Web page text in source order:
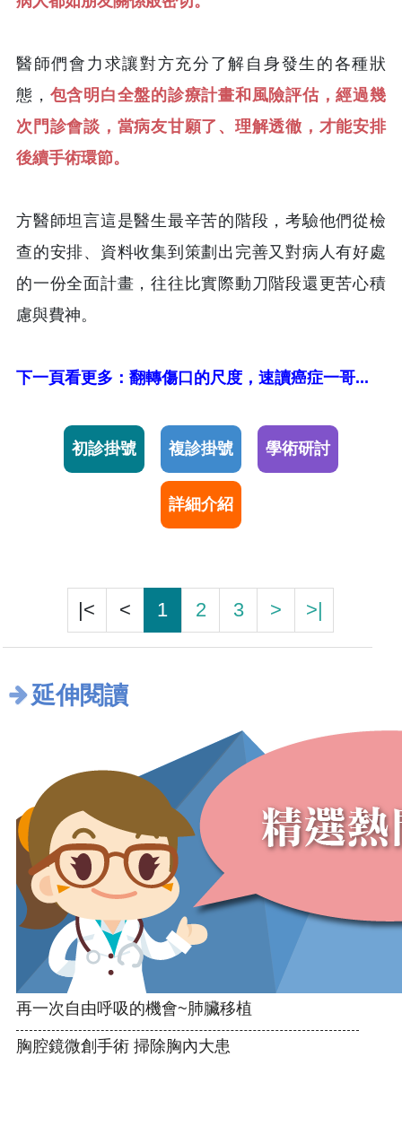
醫師們會力求讓對方充分了解自身發生的各種狀
態， 包含明白全盤的診療計畫和風險評估，經過幾
次門診會談，當病友甘願了、理解透徹，才能安排
後續手術環節。
方醫師坦言這是醫生最辛苦的階段，考驗他們從檢
查的安排、資料收集到策劃出完善又對病人有好處
的一份全面計畫，往往比實際動刀階段還更苦心積
慮與費神。
下一頁看更多：翻轉傷口的尺度，速讀癌症一哥...
初診掛號 複診掛號 學術研討
詳細介紹
|< < 1 2 3 > >|
延伸閱讀
再一次自由呼吸的機會~肺臟移植
胸腔鏡微創手術 掃除胸內大患